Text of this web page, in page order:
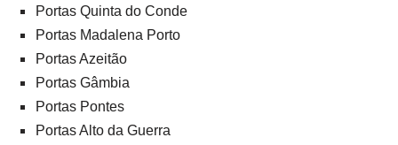
Portas Quinta do Conde
Portas Madalena Porto
Portas Azeitão
Portas Gâmbia
Portas Pontes
Portas Alto da Guerra